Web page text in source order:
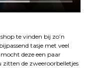
te vinden bij zo’n
tasje met veel
deze een paar
zitten de zweeroorbelletjes